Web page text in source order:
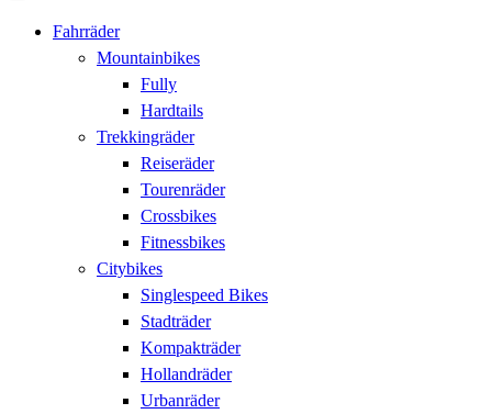
Fahrräder
Mountainbikes
Fully
Hardtails
Trekkingräder
Reiseräder
Tourenräder
Crossbikes
Fitnessbikes
Citybikes
Singlespeed Bikes
Stadträder
Kompakträder
Hollandräder
Urbanräder